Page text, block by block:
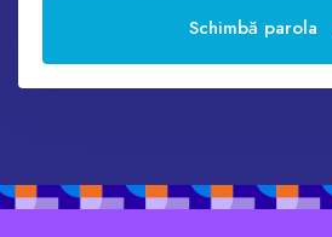
Schimbă parola